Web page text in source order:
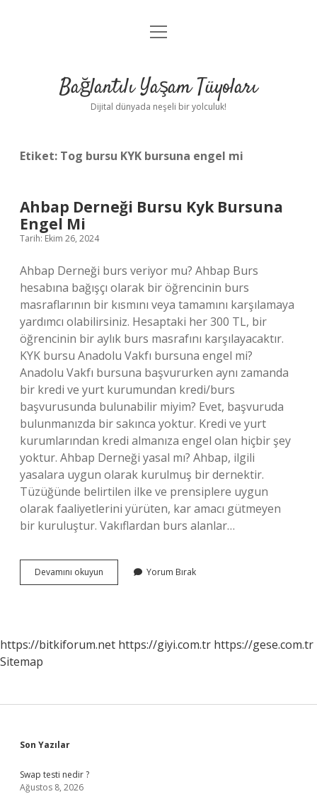
Anasayfa
Yasal Uyarı
menüyü
Bağlantılı Yaşam Tüyoları
Dijital dünyada neşeli bir yolculuk!
Etiket: Tog bursu KYK bursuna engel mi
Ahbap Derneği Bursu Kyk Bursuna
Engel Mi
Tarih: Ekim 26, 2024
Ahbap Derneği burs veriyor mu? Ahbap Burs
hesabına bağışçı olarak bir öğrencinin burs
masraflarının bir kısmını veya tamamını karşılamaya
yardımcı olabilirsiniz. Hesaptaki her 300 TL, bir
öğrencinin bir aylık burs masrafını karşılayacaktır.
KYK bursu Anadolu Vakfı bursuna engel mi?
Anadolu Vakfı bursuna başvururken aynı zamanda
bir kredi ve yurt kurumundan kredi/burs
başvurusunda bulunabilir miyim? Evet, başvuruda
bulunmanızda bir sakınca yoktur. Kredi ve yurt
kurumlarından kredi almanıza engel olan hiçbir şey
yoktur. Ahbap Derneği yasal mı? Ahbap, ilgili
yasalara uygun olarak kurulmuş bir dernektir.
Tüzüğünde belirtilen ilke ve prensiplere uygun
olarak faaliyetlerini yürüten, kar amacı gütmeyen
bir kuruluştur. Vakıflardan burs alanlar…
Devamını okuyun
Derneği
Mi
Yorum Bırak
https://bitkiforum.net https://giyi.com.tr https://gese.com.tr
Sitemap
Sidebar
Son Yazılar
Swap testi nedir ?
Ağustos 8, 2026